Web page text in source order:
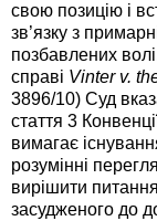
свою позицію і
зв’язку з
позбавлених
справі Vinter v.
3896/10) Суд
стаття 3
вимагає
розумінні
вирішити
засудженого до